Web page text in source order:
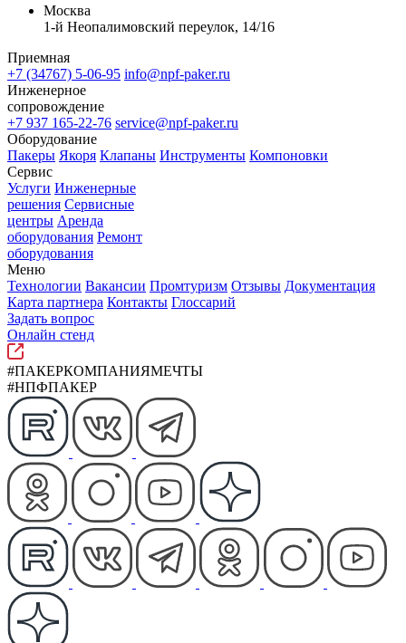
Москва
1-й Неопалимовский переулок, 14/16
Приемная
+7 (34767) 5-06-95 info@npf-paker.ru
Инженерное
сопровождение
+7 937 165-22-76 service@npf-paker.ru
Оборудование
Пакеры Якоря Клапаны Инструменты Компоновки
Сервис
Услуги Инженерные
решения Сервисные
центры Аренда
оборудования Ремонт
оборудования
Меню
Технологии Вакансии Промтуризм Отзывы Документация
Карта партнера Контакты Глоссарий
Задать вопрос
Онлайн стенд
#ПАКЕРКОМПАНИЯМЕЧТЫ
#НПФПАКЕР